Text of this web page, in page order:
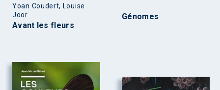
Yoan Coudert, Louise
Joor
Avant les fleurs
Génomes